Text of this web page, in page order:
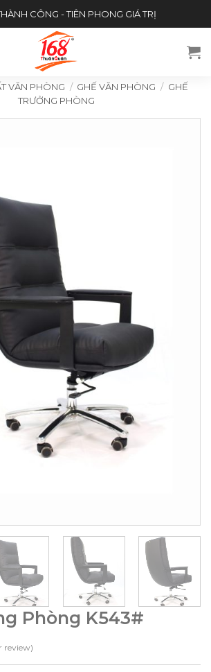
CÔNG - TIÊN PHONG GIÁ TRỊ
VĂN PHÒNG / GHẾ VĂN PHÒNG / GHẾ
TRƯỞNG PHÒNG
Phòng K543#
review)